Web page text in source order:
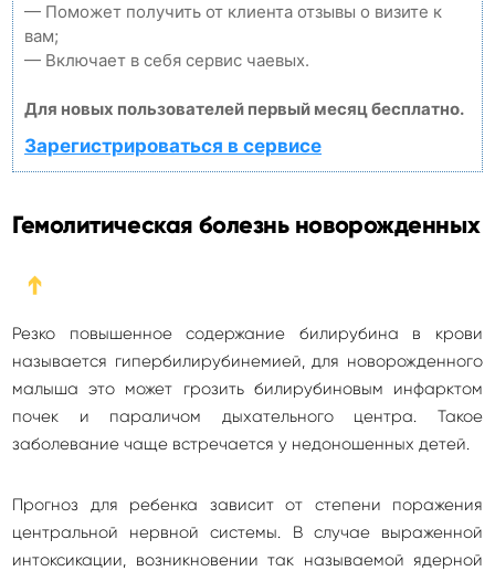
— Поможет получить от клиента отзывы о визите к
вам;
— Включает в себя сервис чаевых.
Для новых пользователей первый месяц бесплатно.
Зарегистрироваться в сервисе
Гемолитическая болезнь новорожденных
➔
Резко повышенное содержание билирубина в крови
называется гипербилирубинемией, для новорожденного
малыша это может грозить билирубиновым инфарктом
почек и параличом дыхательного центра. Такое
заболевание чаще встречается у недоношенных детей.
Прогноз для ребенка зависит от степени поражения
центральной нервной системы. В случае выраженной
интоксикации, возникновении так называемой ядерной